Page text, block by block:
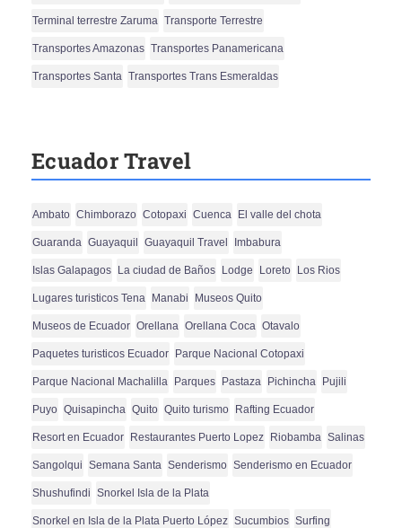
Terminal terrestre Zaruma Transporte Terrestre
Transportes Amazonas Transportes Panamericana
Transportes Santa Transportes Trans Esmeraldas
Ecuador Travel
Ambato Chimborazo Cotopaxi Cuenca El valle del chota
Guaranda Guayaquil Guayaquil Travel Imbabura
Islas Galapagos La ciudad de Baños Lodge Loreto Los Rios
Lugares turisticos Tena Manabi Museos Quito
Museos de Ecuador Orellana Orellana Coca Otavalo
Paquetes turisticos Ecuador Parque Nacional Cotopaxi
Parque Nacional Machalilla Parques Pastaza Pichincha Pujili
Puyo Quisapincha Quito Quito turismo Rafting Ecuador
Resort en Ecuador Restaurantes Puerto Lopez Riobamba Salinas
Sangolqui Semana Santa Senderismo Senderismo en Ecuador
Shushufindi Snorkel Isla de la Plata
Snorkel en Isla de la Plata Puerto López Sucumbios Surfing